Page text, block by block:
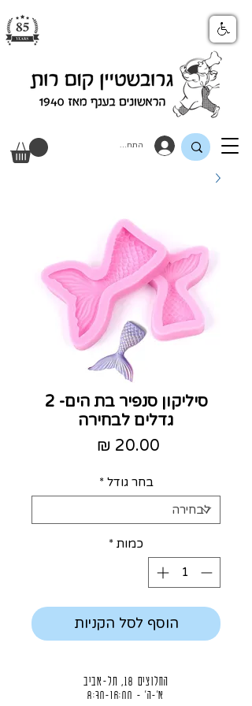
התחבר
סיליקון סנפיר בת הים- 2
גדלים לבחירה
בחר גודל *
כמות *
הוסף לסל הקניות
החלוצים 18, תל-אביב
א'-ה' - 8:30-16:00